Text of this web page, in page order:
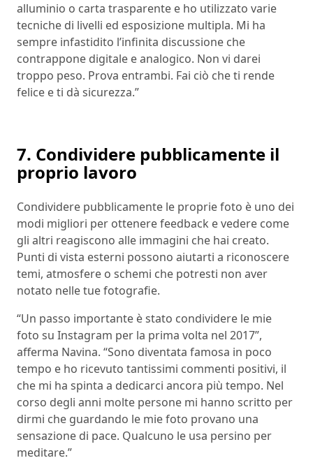
alluminio o carta trasparente e ho utilizzato varie
tecniche di livelli ed esposizione multipla. Mi ha
sempre infastidito l’infinita discussione che
contrappone digitale e analogico. Non vi darei
troppo peso. Prova entrambi. Fai ciò che ti rende
felice e ti dà sicurezza.”
7. Condividere pubblicamente il
proprio lavoro
Condividere pubblicamente le proprie foto è uno dei
modi migliori per ottenere feedback e vedere come
gli altri reagiscono alle immagini che hai creato.
Punti di vista esterni possono aiutarti a riconoscere
temi, atmosfere o schemi che potresti non aver
notato nelle tue fotografie.
“Un passo importante è stato condividere le mie
foto su Instagram per la prima volta nel 2017”,
afferma Navina. “Sono diventata famosa in poco
tempo e ho ricevuto tantissimi commenti positivi, il
che mi ha spinta a dedicarci ancora più tempo. Nel
corso degli anni molte persone mi hanno scritto per
dirmi che guardando le mie foto provano una
sensazione di pace. Qualcuno le usa persino per
meditare.”